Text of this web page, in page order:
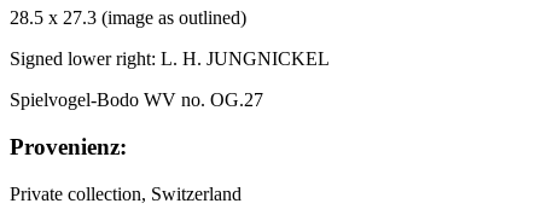
28.5 x 27.3 (image as outlined)
Signed lower right: L. H. JUNGNICKEL
Spielvogel-Bodo WV no. OG.27
Provenienz:
Private collection, Switzerland